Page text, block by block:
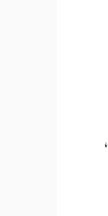
مصنف : متین اچل پوری صفحات : 152قیمت : 150/ روپے ناشر : الفاظ پبلی کیشن، پھٹانا اولی کامٹی 441001،